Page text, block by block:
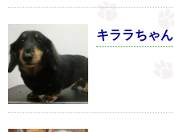
キララちゃん